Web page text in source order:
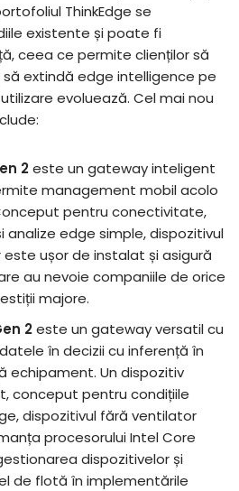
ThinkEdge se
existente și poate fi
ceea ce permite clienților să
extindă edge intelligence pe
evoluează. Cel mai nou
2este un gateway inteligent
management mobil acolo
pentru conectivitate,
edge simple, dispozitivul
ușor de instalat și asigură
au nevoie companiile de orice
majore.
2este un gateway versatil cu
în decizii cu inferență în
echipament. Un dispozitiv
conceput pentru condițiile
dispozitivul fără ventilator
procesorului Intel Core
dispozitivelor și
de flotă în implementările